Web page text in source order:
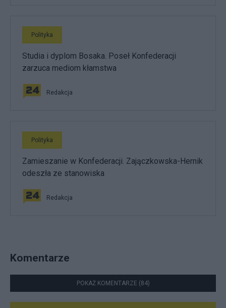
Polityka
Studia i dyplom Bosaka. Poseł Konfederacji
zarzuca mediom kłamstwa
Redakcja
Polityka
Zamieszanie w Konfederacji. Zajączkowska-Hernik
odeszła ze stanowiska
Redakcja
Komentarze
POKAŻ KOMENTARZE (84)